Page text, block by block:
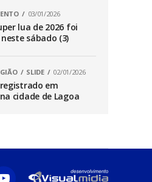
03/01/2026
lua de 2026 foi
sábado (3)
SLIDE 02/01/2026
em
cidade de Lagoa